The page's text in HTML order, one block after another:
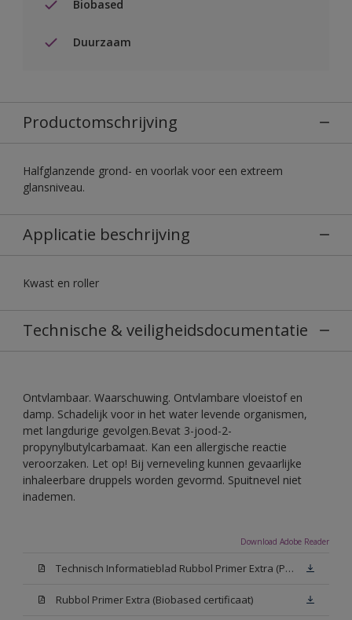
Biobased
Duurzaam
Productomschrijving
Halfglanzende grond- en voorlak voor een extreem
glansniveau.
Applicatie beschrijving
Kwast en roller
Technische & veiligheidsdocumentatie
Ontvlambaar. Waarschuwing. Ontvlambare vloeistof en
damp. Schadelijk voor in het water levende organismen,
met langdurige gevolgen.Bevat 3-jood-2-
propynylbutylcarbamaat. Kan een allergische reactie
veroorzaken. Let op! Bij verneveling kunnen gevaarlijke
inhaleerbare druppels worden gevormd. Spuitnevel niet
inademen.
Download Adobe Reader
Technisch Informatieblad Rubbol Primer Extra (PDF)
Rubbol Primer Extra (Biobased certificaat)